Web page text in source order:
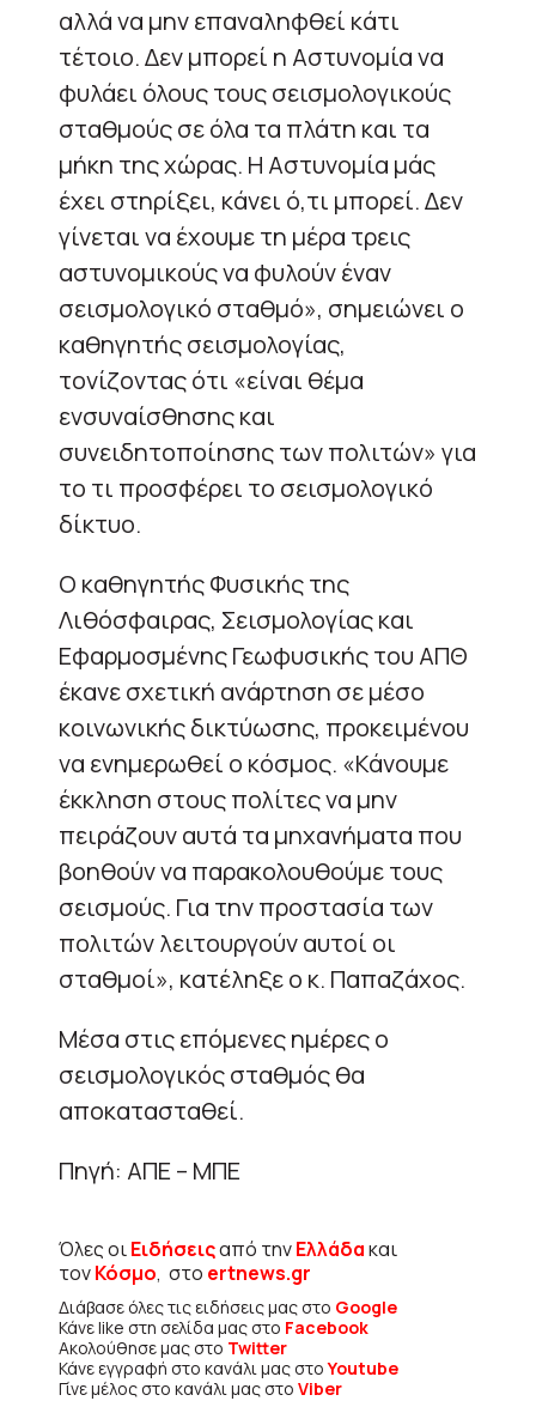
αλλά να μην επαναληφθεί κάτι
τέτοιο. Δεν μπορεί η Αστυνομία να
φυλάει όλους τους σεισμολογικούς
σταθμούς σε όλα τα πλάτη και τα
μήκη της χώρας. Η Αστυνομία μάς
έχει στηρίξει, κάνει ό,τι μπορεί. Δεν
γίνεται να έχουμε τη μέρα τρεις
αστυνομικούς να φυλούν έναν
σεισμολογικό σταθμό», σημειώνει ο
καθηγητής σεισμολογίας,
τονίζοντας ότι «είναι θέμα
ενσυναίσθησης και
συνειδητοποίησης των πολιτών» για
το τι προσφέρει το σεισμολογικό
δίκτυο.
Ο καθηγητής Φυσικής της
Λιθόσφαιρας, Σεισμολογίας και
Εφαρμοσμένης Γεωφυσικής του ΑΠΘ
έκανε σχετική ανάρτηση σε μέσο
κοινωνικής δικτύωσης, προκειμένου
να ενημερωθεί ο κόσμος. «Κάνουμε
έκκληση στους πολίτες να μην
πειράζουν αυτά τα μηχανήματα που
βοηθούν να παρακολουθούμε τους
σεισμούς. Για την προστασία των
πολιτών λειτουργούν αυτοί οι
σταθμοί», κατέληξε ο κ. Παπαζάχος.
Μέσα στις επόμενες ημέρες ο
σεισμολογικός σταθμός θα
αποκατασταθεί.
Πηγή: ΑΠΕ – ΜΠΕ
Όλες οιΕιδήσειςαπό τηνΕλλάδακαι
τονΚόσμο, στο ertnews.gr
Διάβασε όλες τις ειδήσεις μας στο Google
Κάνε like στη σελίδα μας στο Facebook
Ακολούθησε μας στο Twitter
Κάνε εγγραφή στο κανάλι μας στοYoutube
Γίνε μέλος στο κανάλι μας στο Viber